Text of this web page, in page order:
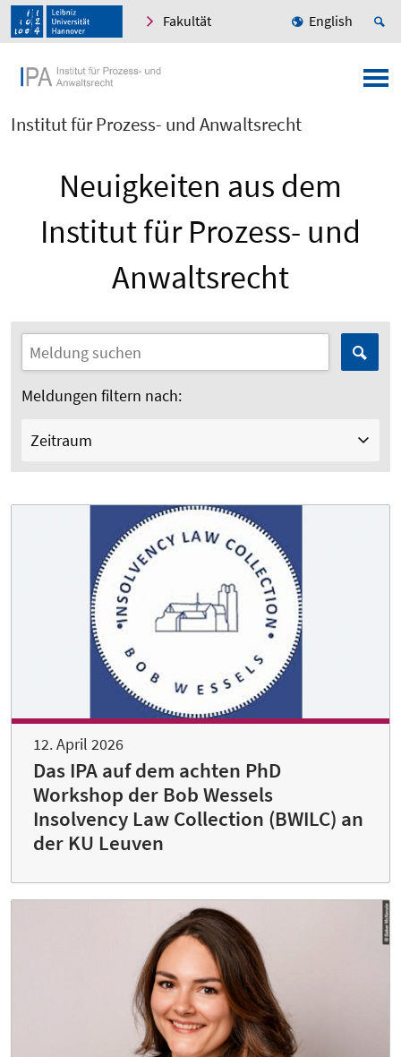
Fakultät English
Institut für Prozess- und Anwaltsrecht
Neuigkeiten aus dem
Institut für Prozess- und
Anwaltsrecht
Meldungen filtern nach:
Zeitraum
12. April 2026
Das IPA auf dem achten PhD
Workshop der Bob Wessels
Insolvency Law Collection (BWILC) an
der KU Leuven